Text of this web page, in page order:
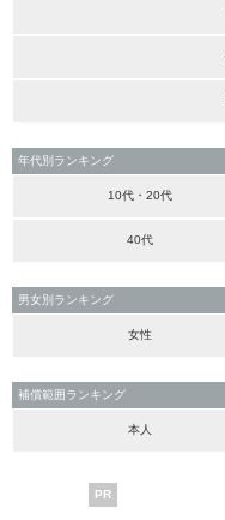
年代別ランキング
10代・20代
40代
男女別ランキング
女性
補償範囲ランキング
本人
PR